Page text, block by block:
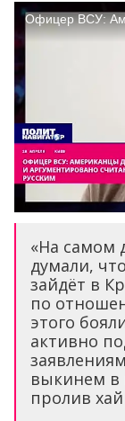
«На самом
думали,
зайдёт в
по
этого
активно
выкинем в
пролив